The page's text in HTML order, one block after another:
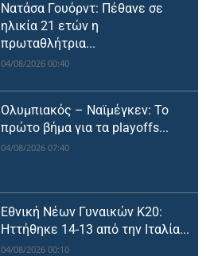
Νατάσα Γουόρντ: Πέθανε σε
ηλικία 21 ετών η
πρωταθλήτρια...
04/08/2026 00:40
Ολυμπιακός – Ναϊμέγκεν: Το
πρώτο βήμα για τα playoffs...
04/08/2026 07:40
Εθνική Νέων Γυναικών Κ20:
Ηττήθηκε 14-13 από την Ιταλία...
04/08/2026 00:10